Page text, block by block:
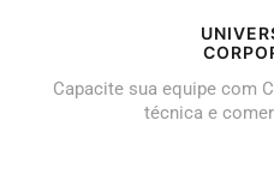
Capacite sua equipe com
técnica e